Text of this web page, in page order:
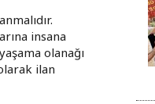
insana
olanağı
ilan